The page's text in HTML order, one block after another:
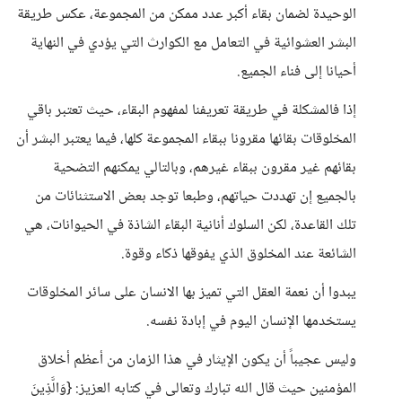
الوحيدة لضمان بقاء أكبر عدد ممكن من المجموعة، عكس طريقة
البشر العشوائية في التعامل مع الكوارث التي يؤدي في النهاية
أحيانا إلى فناء الجميع.
إذا فالمشكلة في طريقة تعريفنا لمفهوم البقاء، حيث تعتبر باقي
المخلوقات بقائها مقرونا ببقاء المجموعة كلها، فيما يعتبر البشر أن
بقائهم غير مقرون ببقاء غيرهم، وبالتالي يمكنهم التضحية
بالجميع إن تهددت حياتهم، وطبعا توجد بعض الاستثنائات من
تلك القاعدة، لكن السلوك أنانية البقاء الشاذة في الحيوانات، هي
الشائعة عند المخلوق الذي يفوقها ذكاء وقوة.
يبدوا أن نعمة العقل التي تميز بها الانسان على سائر المخلوقات
يستخدمها الإنسان اليوم في إبادة نفسه.
وليس عجيباً أن يكون الإيثار في هذا الزمان من أعظم أخلاق
المؤمنين حيث قال الله تبارك وتعالى في كتابه العزيز: {وَالَّذِينَ